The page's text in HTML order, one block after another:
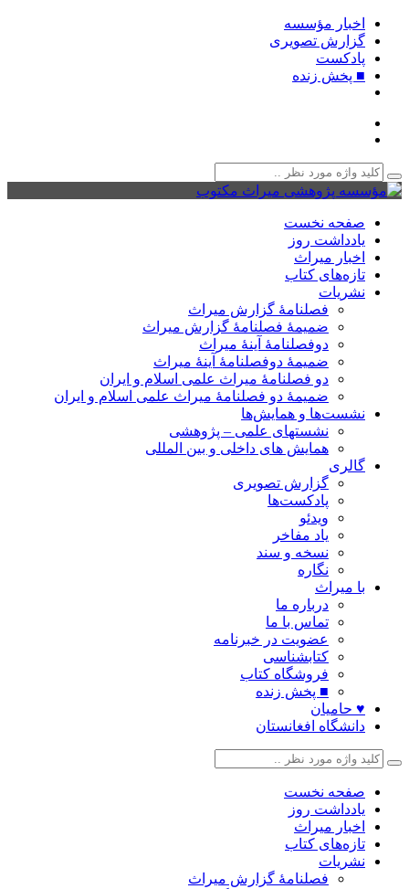
اخبار مؤسسه
گزارش تصویری
پادکست‌
■ پخش زنده
صفحه نخست
یادداشت روز
اخبار میراث
تازه‌های کتاب
نشریات
فصلنامۀ گزارش میراث
ضمیمۀ فصلنامۀ گزارش میراث
دوفصلنامۀ آینۀ میراث
ضمیمۀ دوفصلنامۀ آینۀ میراث
دو فصلنامۀ میراث علمی اسلام و ایران
ضمیمۀ دو فصلنامۀ میراث علمی اسلام و ایران
نشست‌ها و همایش‌ها
نشستهای علمی – پژوهشی
همایش های داخلی و بین المللی
گالری
گزارش تصویری
پادکست‌ها
ویدئو
یاد مفاخر
نسخه و سند
نگاره
با میراث
درباره ما
تماس با ما
عضویت در خبرنامه
کتابشناسی
فروشگاه کتاب
■ پخش زنده
♥ حامیان
دانشگاه افغانستان
صفحه نخست
یادداشت روز
اخبار میراث
تازه‌های کتاب
نشریات
فصلنامۀ گزارش میراث